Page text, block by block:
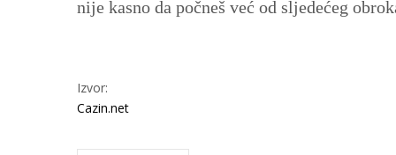
nije kasno da počneš već od sljedećeg
Izvor:
Cazin.net